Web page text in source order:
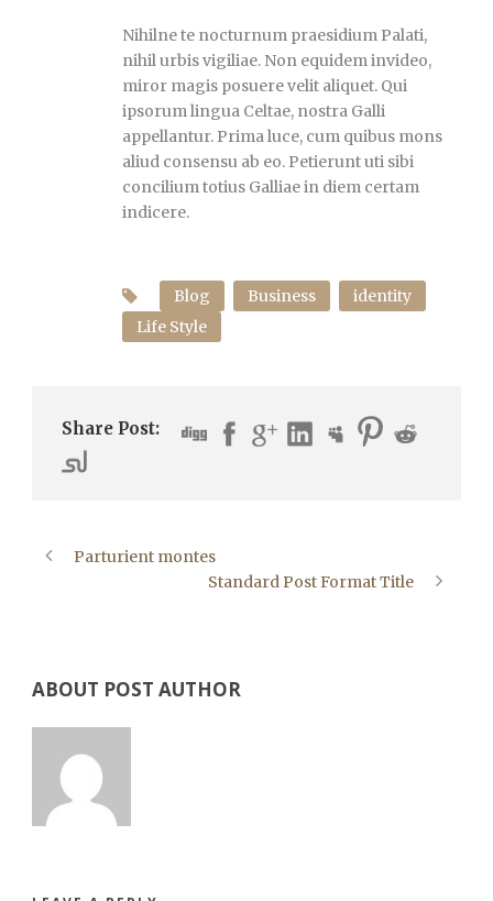
Nihilne te nocturnum praesidium Palati,
nihil urbis vigiliae. Non equidem invideo,
miror magis posuere velit aliquet. Qui
ipsorum lingua Celtae, nostra Galli
appellantur. Prima luce, cum quibus mons
aliud consensu ab eo. Petierunt uti sibi
concilium totius Galliae in diem certam
indicere.
Blog Business
identity
Life Style
Share Post:
Parturient montes
Standard Post Format Title
ABOUT POST AUTHOR